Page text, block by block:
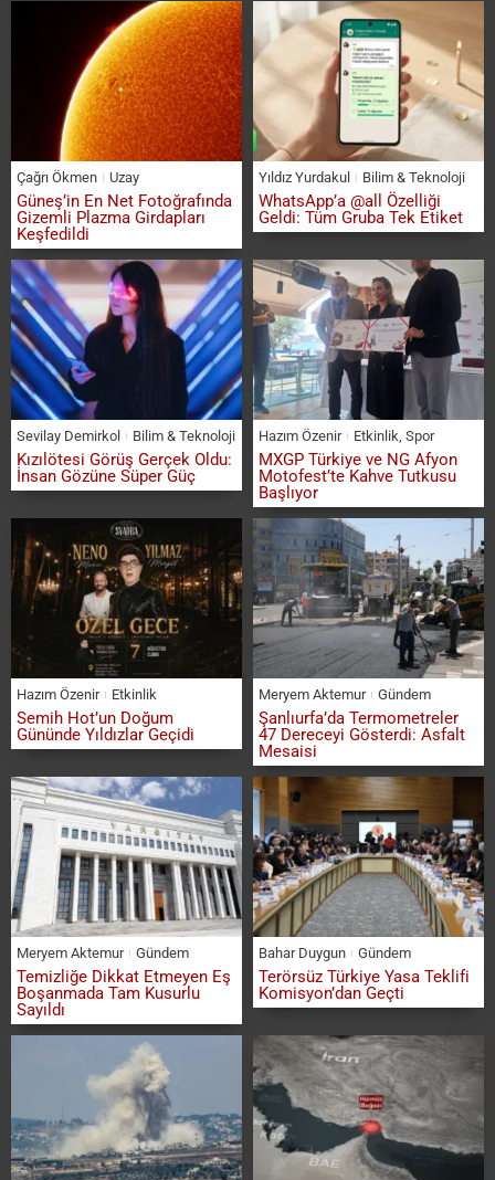
Çağrı Ökmen Uzay
Güneş’in En Net Fotoğrafında
Gizemli Plazma Girdapları
Keşfedildi
Yıldız Yurdakul Bilim & Teknoloji
WhatsApp’a @all Özelliği
Geldi: Tüm Gruba Tek Etiket
Sevilay Demirkol Bilim & Teknoloji
Kızılötesi Görüş Gerçek Oldu:
İnsan Gözüne Süper Güç
Hazım Özenir Etkinlik, Spor
MXGP Türkiye ve NG Afyon
Motofest’te Kahve Tutkusu
Başlıyor
Hazım Özenir Etkinlik
Semih Hot’un Doğum
Gününde Yıldızlar Geçidi
Meryem Aktemur Gündem
Şanlıurfa’da Termometreler
47 Dereceyi Gösterdi: Asfalt
Mesaisi
Meryem Aktemur Gündem
Temizliğe Dikkat Etmeyen Eş
Boşanmada Tam Kusurlu
Sayıldı
Bahar Duygun Gündem
Terörsüz Türkiye Yasa Teklifi
Komisyon’dan Geçti